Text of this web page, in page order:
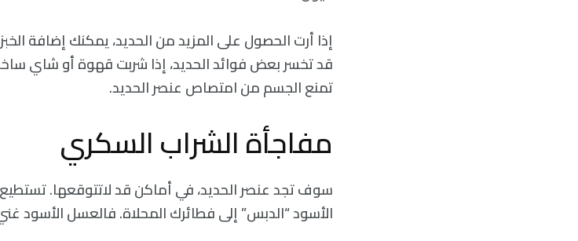
إذا أرت الحصول على المزيد من الحديد، يمكنك إضافة
قد تخسر بعض فوائد الحديد، إذا شربت قهوة أو شاي
تمنع الجسم من امتصاص عنصر الحديد.
مفاجأة الشراب السكري
سوف تجد عنصر الحديد، في أماكن قد لاتتوقعها.
الأسود “الدبس” إلى فطائرك المحلاة. فالعسل الأسود